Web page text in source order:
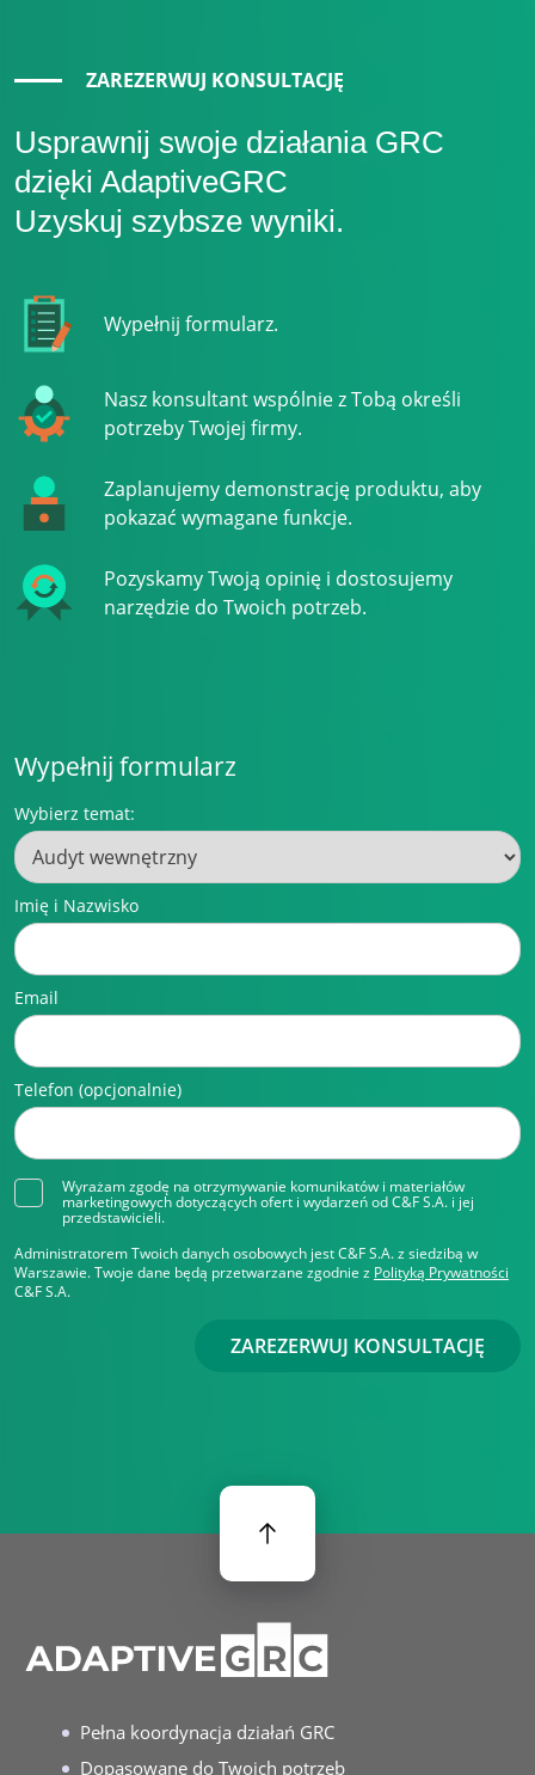
ZAREZERWUJ KONSULTACJĘ
Usprawnij swoje działania GRC
dzięki AdaptiveGRC
Uzyskuj szybsze wyniki.
Wypełnij formularz.
Nasz konsultant wspólnie z Tobą określi
potrzeby Twojej firmy.
Zaplanujemy demonstrację produktu, aby
pokazać wymagane funkcje.
Pozyskamy Twoją opinię i dostosujemy
narzędzie do Twoich potrzeb.
Wypełnij formularz
Wybierz temat:
Imię i Nazwisko
Email
Telefon (opcjonalnie)
Wyrażam zgodę na otrzymywanie komunikatów i materiałów
marketingowych dotyczących ofert i wydarzeń od C&F S.A. i jej
przedstawicieli.
Administratorem Twoich danych osobowych jest C&F S.A. z siedzibą w
Warszawie. Twoje dane będą przetwarzane zgodnie z Polityką Prywatności
C&F S.A.
ZAREZERWUJ KONSULTACJĘ
Pełna koordynacja działań GRC
Dopasowane do Twoich potrzeb